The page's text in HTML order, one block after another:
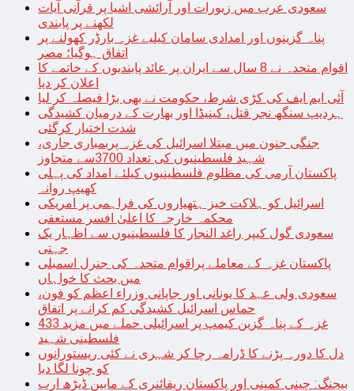
سعودی عرب میں زیورات اور آرائشی اشیا پر قرآنی آیات
لکھنے پر پابندی
پناہ گزینوں اور امدادی سامان کیلیے غزہ بارڈر کھولنے پر
اتفاق ہوگیا؛ مصر
اقوام متحدہ نے 8 سال سے ایران پر عائد پابندیوں کے خاتمے کا
اعلان کر دیا
آئی ایم ایف کی کڑی شرط، حکومت نے بھی بڑا فیصلہ کر لیا
ہردیپ سنگھ نجر قتل، کینیڈا اور بھارت کے درمیان کشیدگی
شدت اختیار کرگئی
جنگی جنون میں مبتلا اسرائیل کی غزہ پربمباری جاری،
شہید فلسطینیوں کی تعداد 3700سے متجاوز
پاکستان آرمی کی مظلوم فلسطینیوں کیلئے امداد کی پہلی
کھیپ روانہ
اسرائیل کو ہلاکت خیز ہتھیاروں کی فراہمی پر امریکی
محکمہ خارجہ کا اعلیٰ افسر مستعفی
سعودی گول کیپر راغد النجار کا فلسطینیوں سے اظہار یک
جہتی
پاکستان غزہ کے معاملے پراقوام متحدہ کی جنرل اسمبلی
میں بحث کا خواہاں
سعودی ولی عہد کا یونانی اور جاپانی وزراء اعظم کو فون،
حماس اسرائیل کشیدگی کم کرانے پر اتفاق
غزہ کے پناہ گزین کیمپ پر اسرائیلی حملے میں مزید 433
فلسطینی شہید
دل کا دورہ پڑنے کا ڈرامہ رچا کر شہری نے کئی ریستورانوں
کو چونا لگا دیا
بیجنگ: چینی کمپنی اور پاکستان ریفائنری کے مابین ڈیڑھ ارب